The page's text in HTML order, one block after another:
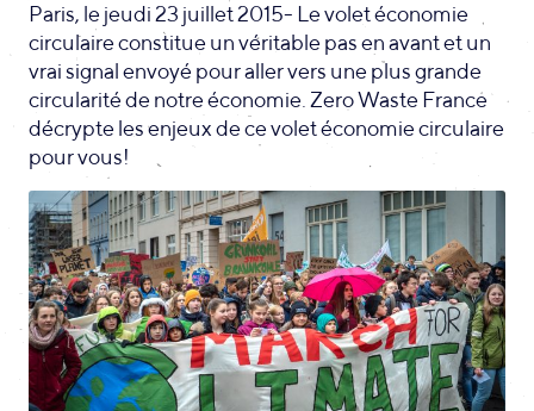
Paris, le jeudi 23 juillet 2015- Le volet économie
circulaire constitue un véritable pas en avant et un
vrai signal envoyé pour aller vers une plus grande
circularité de notre économie. Zero Waste France
décrypte les enjeux de ce volet économie circulaire
pour vous!